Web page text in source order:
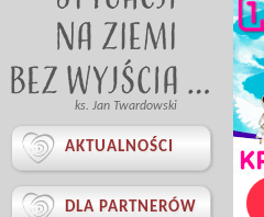
ks. Jan Twardowski
 AKTUALNOŚCI
 DLA PARTNERÓW